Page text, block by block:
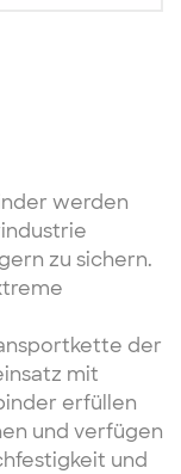
werden
zu sichern.
der
mit
erfüllen
und verfügen
und